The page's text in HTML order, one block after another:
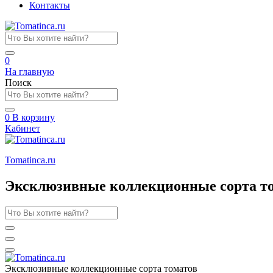
Контакты
0
На главную
Поиск
0 В корзину
Кабинет
Tomatinсa.ru
Эксклюзивные коллекционные сорта
Эксклюзивные коллекционные сорта томатов